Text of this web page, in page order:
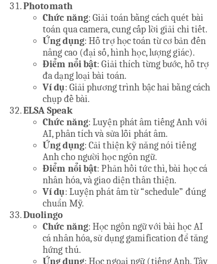
Photomath
Chức năng: Giải toán bằng cách quét bài
toán qua camera, cung cấp lời giải chi tiết.
Ứng dụng: Hỗ trợ học toán từ cơ bản đến
nâng cao (đại số, hình học, lượng giác).
Điểm nổi bật: Giải thích từng bước, hỗ trợ
đa dạng loại bài toán.
Ví dụ: Giải phương trình bậc hai bằng cách
chụp đề bài.
ELSA Speak
Chức năng: Luyện phát âm tiếng Anh với
AI, phân tích và sửa lỗi phát âm.
Ứng dụng: Cải thiện kỹ năng nói tiếng
Anh cho người học ngôn ngữ.
Điểm nổi bật: Phản hồi tức thì, bài học cá
nhân hóa, và giao diện thân thiện.
Ví dụ: Luyện phát âm từ “schedule” đúng
chuẩn Mỹ.
Duolingo
Chức năng: Học ngôn ngữ với bài học AI
cá nhân hóa, sử dụng gamification để tăng
hứng thú.
Ứng dụng: Học ngoại ngữ (tiếng Anh, Tây